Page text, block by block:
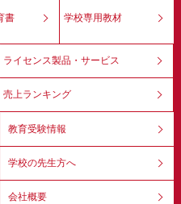
書 学校専用教材
ライセンス製品・サービス
売上ランキング
教育受験情報
学校の先生方へ
会社概要